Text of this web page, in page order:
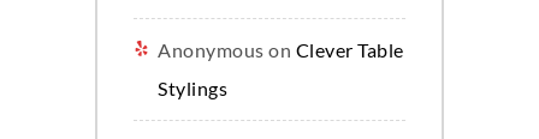
Anonymous on Clever Table
Stylings